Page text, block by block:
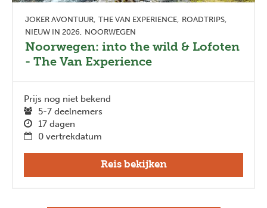
JOKER AVONTUUR THE VAN EXPERIENCE ROADTRIPS
NIEUW IN 2026
NOORWEGEN
Noorwegen: into the wild & Lofoten
- The Van Experience
Prijs nog niet bekend
5-7 deelnemers
17 dagen
0 vertrekdatum
Reis bekijken